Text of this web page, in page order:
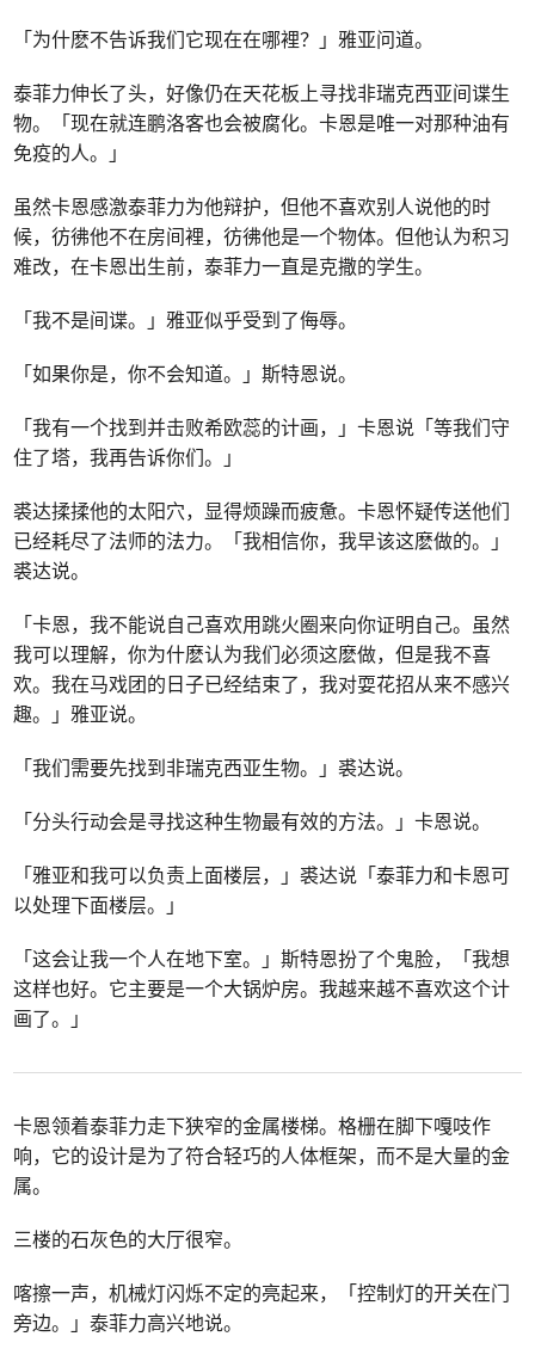
「为什麽不告诉我们它现在在哪裡？」雅亚问道。
泰菲力伸长了头，好像仍在天花板上寻找非瑞克西亚间谍生
物。「现在就连鹏洛客也会被腐化。卡恩是唯一对那种油有
免疫的人。」
虽然卡恩感激泰菲力为他辩护，但他不喜欢别人说他的时
候，彷彿他不在房间裡，彷彿他是一个物体。但他认为积习
难改，在卡恩出生前，泰菲力一直是克撒的学生。
「我不是间谍。」雅亚似乎受到了侮辱。
「如果你是，你不会知道。」斯特恩说。
「我有一个找到并击败希欧蕊的计画，」卡恩说「等我们守
住了塔，我再告诉你们。」
裘达揉揉他的太阳穴，显得烦躁而疲惫。卡恩怀疑传送他们
已经耗尽了法师的法力。「我相信你，我早该这麽做的。」
裘达说。
「卡恩，我不能说自己喜欢用跳火圈来向你证明自己。虽然
我可以理解，你为什麽认为我们必须这麽做，但是我不喜
欢。我在马戏团的日子已经结束了，我对耍花招从来不感兴
趣。」雅亚说。
「我们需要先找到非瑞克西亚生物。」裘达说。
「分头行动会是寻找这种生物最有效的方法。」卡恩说。
「雅亚和我可以负责上面楼层，」裘达说「泰菲力和卡恩可
以处理下面楼层。」
「这会让我一个人在地下室。」斯特恩扮了个鬼脸，「我想
这样也好。它主要是一个大锅炉房。我越来越不喜欢这个计
画了。」
卡恩领着泰菲力走下狭窄的金属楼梯。格栅在脚下嘎吱作
响，它的设计是为了符合轻巧的人体框架，而不是大量的金
属。
三楼的石灰色的大厅很窄。
喀擦一声，机械灯闪烁不定的亮起来，「控制灯的开关在门
旁边。」泰菲力高兴地说。